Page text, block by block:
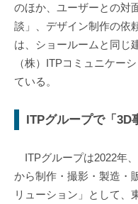
のほか、ユーザーとの対
談」、デザイン制作の依
は、ショールームと同じ
（株）ITPコミュニケー
ている。
ITPグループで「3D
ITPグループは2022年
から制作・撮影・製造・
リューション」として、